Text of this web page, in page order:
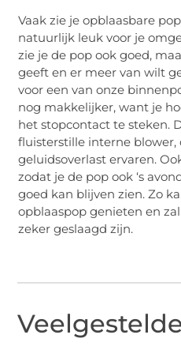
Vaak zie je opblaasbare
natuurlijk leuk voor je
zie je de pop ook goed,
geeft en er meer van wilt
voor een van onze
nog makkelijker, want je
het stopcontact te steken.
fluisterstille interne blower,
geluidsoverlast ervaren.
zodat je de pop ook ‘s
goed kan blijven zien. Zo
opblaaspop genieten en
zeker geslaagd zijn.